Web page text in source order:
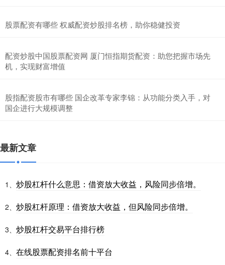
股票配资有哪些 权威配资炒股排名榜，助你稳健投资
配资炒股中国股票配资网 厦门恒指期货配资：助您把握市场先
机，实现财富增值
股指配资股市有哪些 国企改革专家李锦：从功能分类入手，对
国企进行大规模调整
最新文章
1、 炒股杠杆什么意思：借资放大收益，风险同步倍增。
2、 炒股杠杆原理：借资放大收益，但风险同步倍增。
3、 炒股杠杆交易平台排行榜
4、 在线股票配资排名前十平台